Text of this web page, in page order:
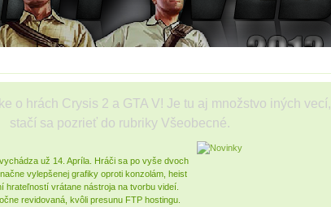
o hrách Crysis 2 a GTA V! Je tu aj množstvo iných vecí,
stačí sa pozrieť do rubriky Všeobecné.
už 14. Apríla. Hráči sa po vyše dvoch
vylepšenej grafiky oproti konzolám, heist
hrateľností vrátane nástroja na tvorbu videí.
revidovaná, kvôli presunu FTP hostingu.